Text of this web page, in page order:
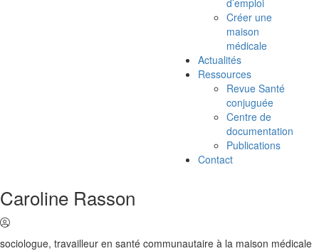
d’emploi
Créer une
maison
médicale
Actualités
Ressources
Revue Santé
conjuguée
Centre de
documentation
Publications
Contact
Caroline Rasson
sociologue, travailleur en santé communautaire à la maison médicale